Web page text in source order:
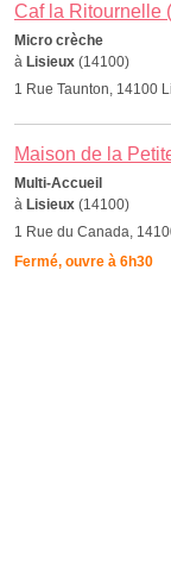
Caf la Ritournelle
Micro crèche
à Lisieux (14100)
1 Rue Taunton, 14100
Maison de la
Multi-Accueil
à Lisieux (14100)
1 Rue du Canada,
Fermé, ouvre à 6h30